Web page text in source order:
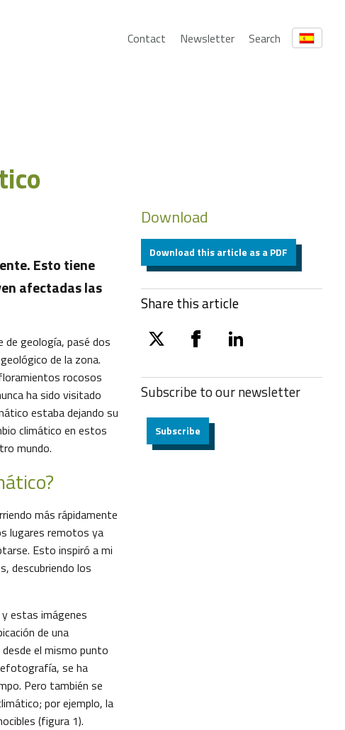
Contact Newsletter Search
Esto tiene
afectadas las
geología, pasé dos
de la zona.
rocosos
ha sido visitado
estaba dejando su
climático en estos
mundo.
más rápidamente
lugares remotos ya
Esto inspiró a mi
descubriendo los
estas imágenes
de una
el mismo punto
se ha
Pero también se
por ejemplo, la
(figura 1).
Download
Download this article as a PDF
Share this article
twitter facebooklinkedin
Subscribe to ournewsletter
Subscribe